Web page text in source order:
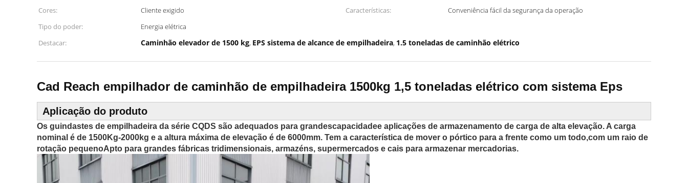
Cores:
Cliente exigido Características:
Conveniência fácil da segurança da operação
Tipo do poder:
Energia elétrica
Destacar:
Caminhão elevador de 1500 kg, EPS sistema de alcance de empilhadeira, 1.5 toneladas de caminhão elétrico
Cad Reach empilhador de caminhão de empilhadeira 1500kg 1,5 toneladas elétrico com sistema Eps
Aplicação do produto
Os guindastes de empilhadeira da série CQDS são adequados para grandescapacidadee aplicações de armazenamento de carga de alta elevação. A carga
nominal é de 1500Kg-2000kg e a altura máxima de elevação é de 6000mm. Tem a característica de mover o pórtico para a frente como um todo,com um raio de
rotação pequenoApto para grandes fábricas tridimensionais, armazéns, supermercados e cais para armazenar mercadorias.